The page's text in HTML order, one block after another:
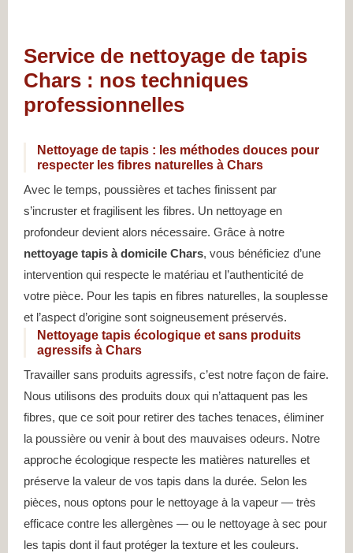
Service de nettoyage de tapis
Chars : nos techniques
professionnelles
Nettoyage de tapis : les méthodes douces pour
respecter les fibres naturelles à Chars
Avec le temps, poussières et taches finissent par
s’incruster et fragilisent les fibres. Un nettoyage en
profondeur devient alors nécessaire. Grâce à notre
nettoyage tapis à domicile Chars, vous bénéficiez d’une
intervention qui respecte le matériau et l’authenticité de
votre pièce. Pour les tapis en fibres naturelles, la souplesse
et l’aspect d’origine sont soigneusement préservés.
Nettoyage tapis écologique et sans produits
agressifs à Chars
Travailler sans produits agressifs, c’est notre façon de faire.
Nous utilisons des produits doux qui n’attaquent pas les
fibres, que ce soit pour retirer des taches tenaces, éliminer
la poussière ou venir à bout des mauvaises odeurs. Notre
approche écologique respecte les matières naturelles et
préserve la valeur de vos tapis dans la durée. Selon les
pièces, nous optons pour le nettoyage à la vapeur — très
efficace contre les allergènes — ou le nettoyage à sec pour
les tapis dont il faut protéger la texture et les couleurs.